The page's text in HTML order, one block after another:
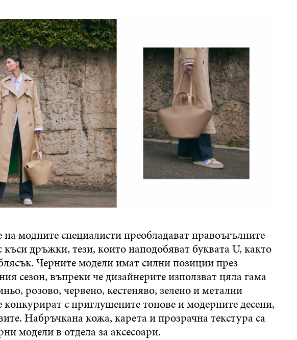
на модните специалисти преобладават правоъгълните
дръжки, тези, които наподобяват буквата U, както
Черните модели имат силни позиции през
сезон, въпреки че дизайнерите използват цяла гама
розово, червено, кестеняво, зелено и метални
конкурират с приглушените тонове и модерните десени,
Набръчкана кожа, карета и прозрачна текстура са
модели в отдела за аксесоари.